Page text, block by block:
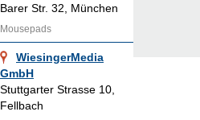
Barer Str. 32, München
Mousepads
WiesingerMedia
GmbH
Stuttgarter Strasse 10,
Fellbach